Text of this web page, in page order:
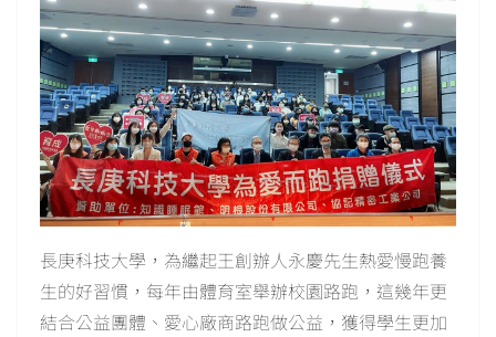
長庚科技大學，為繼起王創辦人永慶先生熱愛慢跑養
生的好習慣，每年由體育室舉辦校園路跑，這幾年更
結合公益團體、愛心廠商路跑做公益，獲得學生更加